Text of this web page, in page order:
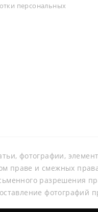
персональных
фотографии,
и смежных
разрешения
фотографий